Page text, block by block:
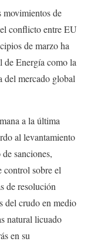
de
conflicto entre EU
de marzo ha
de Energía como la
del mercado global
a la última
al levantamiento
sanciones,
control sobre el
de resolución
del crudo en medio
natural licuado
en su